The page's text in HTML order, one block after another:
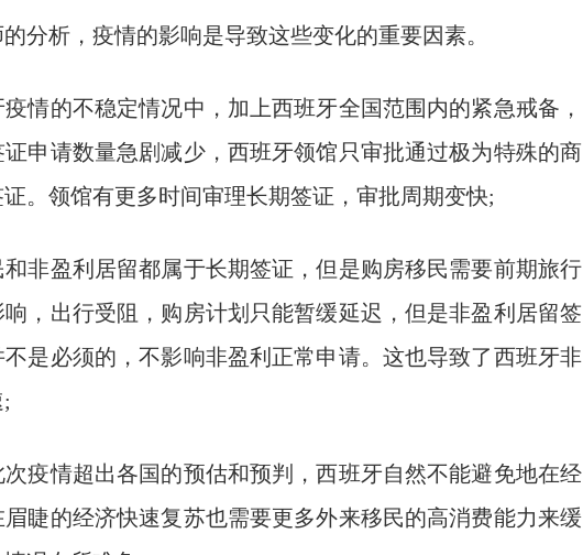
析，疫情的影响是导致这些变化的重要因素。
的不稳定情况中，加上西班牙全国范围内的紧急戒备，
申请数量急剧减少，西班牙领馆只审批通过极为特殊的商
。领馆有更多时间审理长期签证，审批周期变快;
盈利居留都属于长期签证，但是购房移民需要前期旅行
，出行受阻，购房计划只能暂缓延迟，但是非盈利居留签
是必须的，不影响非盈利正常申请。这也导致了西班牙非
情超出各国的预估和预判，西班牙自然不能避免地在经
睫的经济快速复苏也需要更多外来移民的高消费能力来缓